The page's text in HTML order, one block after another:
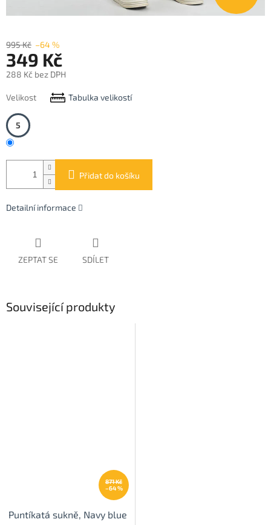
995 Kč –64 %
349 Kč
288 Kč bez DPH
cena:
Velikost Tabulka velikostí
5
Přidat do košíku
Detailní informace
ZEPTAT SE SDÍLET
Související produkty
871 Kč
–64 %
Puntíkatá sukně, Navy blue